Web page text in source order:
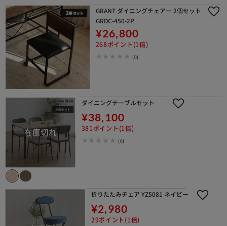
GRANT ダイニングチェアー 2個セット
GRDC-450-2P
¥26,800
268ポイント(1倍)
(0)
ダイニングテーブルセット
¥38,100
381ポイント(1倍)
(0)
折りたたみチェア YZ5081 ネイビー
¥2,980
29ポイント(1倍)